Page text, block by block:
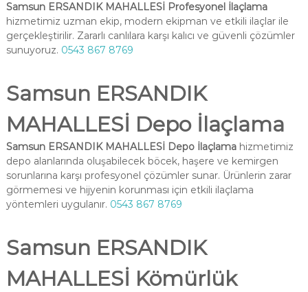
Samsun ERSANDIK MAHALLESİ Profesyonel İlaçlama
hizmetimiz uzman ekip, modern ekipman ve etkili ilaçlar ile
gerçekleştirilir. Zararlı canlılara karşı kalıcı ve güvenli çözümler
sunuyoruz. 0543 867 8769
Samsun ERSANDIK
MAHALLESİ Depo İlaçlama
Samsun ERSANDIK MAHALLESİ Depo İlaçlamahizmetimiz
depo alanlarında oluşabilecek böcek, haşere ve kemirgen
sorunlarına karşı profesyonel çözümler sunar. Ürünlerin zarar
görmemesi ve hijyenin korunması için etkili ilaçlama
yöntemleri uygulanır. 0543 867 8769
Samsun ERSANDIK
MAHALLESİ Kömürlük